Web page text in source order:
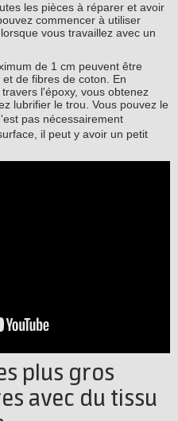
les pièces à réparer et avoir
commencer à utiliser
vous travaillez avec un
de 1 cm peuvent être
de fibres de coton. En
l'époxy, vous obtenez
lubrifier le trou. Vous pouvez le
pas nécessairement
il peut y avoir un petit
plus gros
avec du tissu